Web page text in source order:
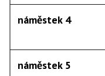
náměstek 4
náměstek 5